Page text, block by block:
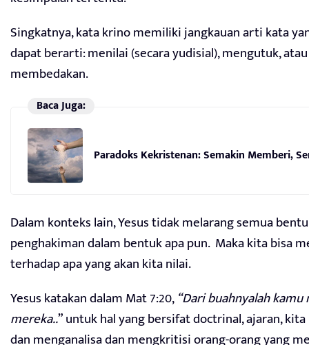
Singkatnya, kata krino memiliki jangkauan arti kata
dapat berarti: menilai (secara yudisial), mengutuk, atau
membedakan.
Baca Juga:
Paradoks Kekristenan: Semakin Memberi,
Dalam konteks lain, Yesus tidak melarang semua
penghakiman dalam bentuk apa pun. Maka kita bisa
terhadap apa yang akan kita nilai.
Yesus katakan dalam Mat 7:20,“Dari buahnyalah
mereka..” untuk hal yang bersifat doctrinal, ajaran,
dan menganalisa dan mengkritisi orang-orang yang